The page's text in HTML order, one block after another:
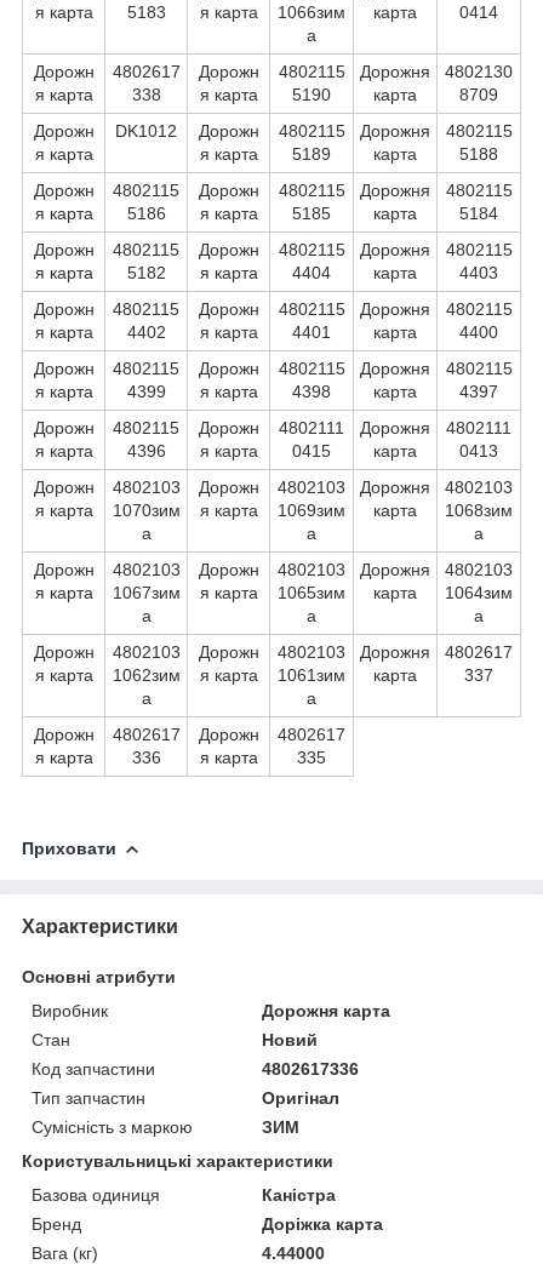
я карта
5183
я карта
1066зим
а
карта
0414
Дорожн
я карта
4802617
338
Дорожн
я карта
4802115
5190
Дорожня
карта
4802130
8709
Дорожн
я карта
DK1012
Дорожн
я карта
4802115
5189
Дорожня
карта
4802115
5188
Дорожн
я карта
4802115
5186
Дорожн
я карта
4802115
5185
Дорожня
карта
4802115
5184
Дорожн
я карта
4802115
5182
Дорожн
я карта
4802115
4404
Дорожня
карта
4802115
4403
Дорожн
я карта
4802115
4402
Дорожн
я карта
4802115
4401
Дорожня
карта
4802115
4400
Дорожн
я карта
4802115
4399
Дорожн
я карта
4802115
4398
Дорожня
карта
4802115
4397
Дорожн
я карта
4802115
4396
Дорожн
я карта
4802111
0415
Дорожня
карта
4802111
0413
Дорожн
я карта
4802103
1070зим
а
Дорожн
я карта
4802103
1069зим
а
Дорожня
карта
4802103
1068зим
а
Дорожн
я карта
4802103
1067зим
а
Дорожн
я карта
4802103
1065зим
а
Дорожня
карта
4802103
1064зим
а
Дорожн
я карта
4802103
1062зим
а
Дорожн
я карта
4802103
1061зим
а
Дорожня
карта
4802617
337
Дорожн
я карта
4802617
336
Дорожн
я карта
4802617
335
Приховати
Характеристики
Основні атрибути
Виробник
Дорожня карта
Стан
Новий
Код запчастини
4802617336
Тип запчастин
Оригінал
Сумісність з маркою
ЗИМ
Користувальницькі характеристики
Базова одиниця
Каністра
Бренд
Доріжка карта
Вага (кг)
4.44000